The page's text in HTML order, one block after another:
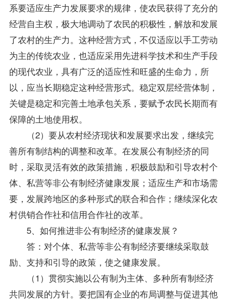
系要适应生产力发展要求的规律，使农民获得了充分的
经营自主权，极大地调动了农民的积极性，解放和发展
了农村的生产力。这种经营方式，不仅适应以手工劳动
为主的传统农业，也适应采用先进科学技术和生产手段
的现代农业，具有广泛的适应性和旺盛的生命力，所
以，应当长期稳定这种经营形式。稳定双层经营体制，
关键是稳定和完善土地承包关系，要赋予农民长期而有
保障的土地使用权。
（2）要从农村经济现状和发展要求出发，继续完
善所有制结构的调整和改革。在发展公有制经济的同
时，采取灵活有效的政策措施，积极鼓励和引导农村个
体、私营等非公有制经济健康发展；适应生产和市场需
要，发展跨地区的多种形式的联合和合作；继续深化农
村供销合作社和信用合作社的改革。
5、如何推进非公有制经济的健康发展？
答：对个体、私营等非公有制经济要继续采取鼓
励、支持和引导的政策，使之健康发展。
（1）贯彻实施以公有制为主体、多种所有制经济
共同发展的方针。要把国有企业的布局调整与促进其他